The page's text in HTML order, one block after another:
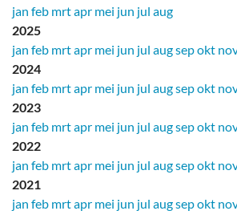
jan feb mrtapr mei jun jul aug
2025
jan feb mrtapr mei jun jul augsepokt
2024
jan feb mrtapr mei jun jul augsepokt
2023
jan feb mrtapr mei jun jul augsepokt
2022
jan feb mrtapr mei jun jul augsepokt
2021
jan feb mrtapr mei jun jul augsepokt